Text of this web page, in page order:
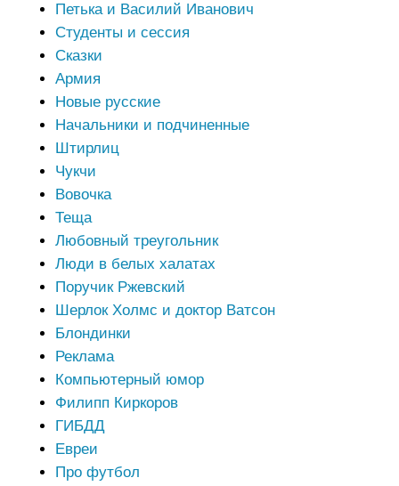
Петька и Василий Иванович
Студенты и сессия
Сказки
Армия
Новые русские
Начальники и подчиненные
Штирлиц
Чукчи
Вовочка
Теща
Любовный треугольник
Люди в белых халатах
Поручик Ржевский
Шерлок Холмс и доктор Ватсон
Блондинки
Реклама
Компьютерный юмор
Филипп Киркоров
ГИБДД
Евреи
Про футбол